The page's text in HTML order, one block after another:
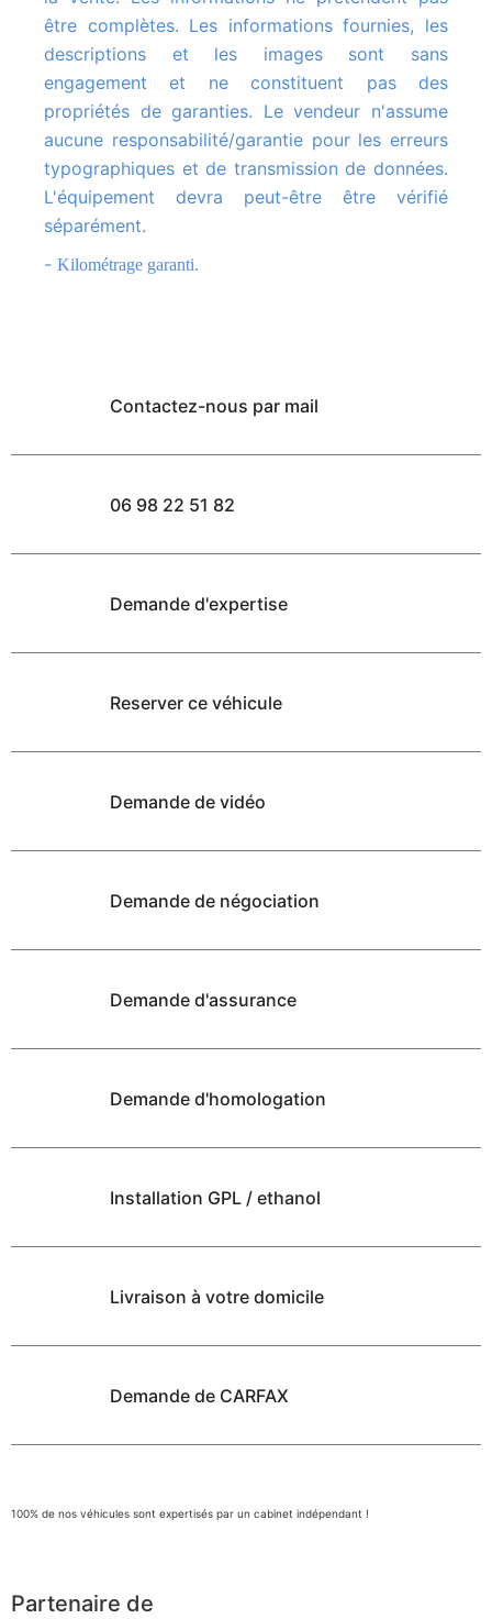
être complètes. Les informations fournies, les
descriptions et les images sont sans
engagement et ne constituent pas des
propriétés de garanties. Le vendeur n'assume
aucune responsabilité/garantie pour les erreurs
typographiques et de transmission de données.
L'équipement devra peut-être être vérifié
séparément.
Kilométrage garanti.
Contactez-nous par mail
06 98 22 51 82
Demande d'expertise
Reserver ce véhicule
Demande de vidéo
Demande de négociation
Demande d'assurance
Demande d'homologation
Installation GPL / ethanol
Livraison à votre domicile
Demande de CARFAX
100% de nos véhicules sont expertisés par un cabinet indépendant !
Partenaire de